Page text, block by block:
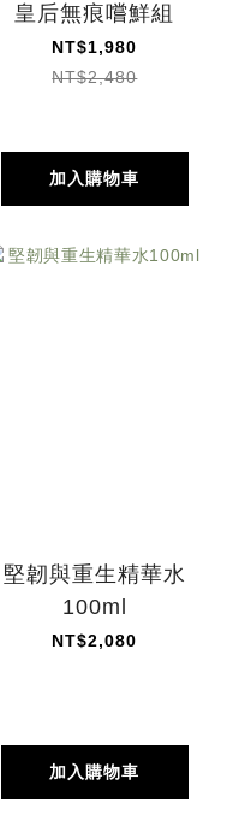
皇后無痕嚐鮮組
NT$1,980
NT$2,480
加入購物車
堅韌與重生精華水
100ml
NT$2,080
加入購物車